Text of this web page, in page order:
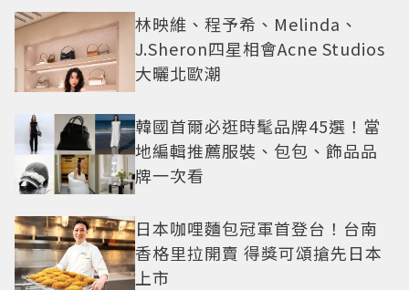
林映維、程予希、Melinda、
J.Sheron四星相會Acne Studios
大曬北歐潮
韓國首爾必逛時髦品牌45選！當
地編輯推薦服裝、包包、飾品品
牌一次看
日本咖哩麵包冠軍首登台！台南
香格里拉開賣 得獎可頌搶先日本
上市